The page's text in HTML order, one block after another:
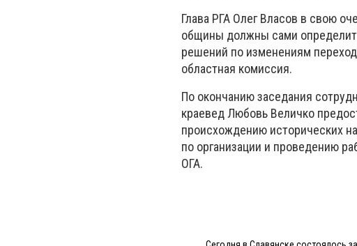
Глава РГА Олег Власов в свою
общины должны сами
решений по изменениям
областная комиссия.
По окончанию заседания
краевед Любовь Величко
происхождению исторических
по организации и проведению
ОГА.